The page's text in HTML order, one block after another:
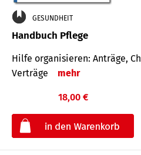
GESUNDHEIT
Handbuch Pflege
Hilfe organisieren: Anträge,
Verträge
mehr
18,00 €